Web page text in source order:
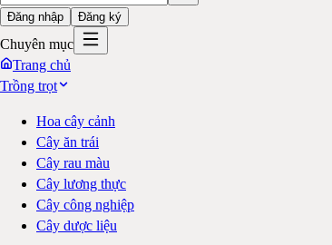
Đăng nhập Đăng ký
Chuyên mục
Trang chủ
Trồng trọt
Hoa cây cảnh
Cây ăn trái
Cây rau màu
Cây lương thực
Cây công nghiệp
Cây dược liệu